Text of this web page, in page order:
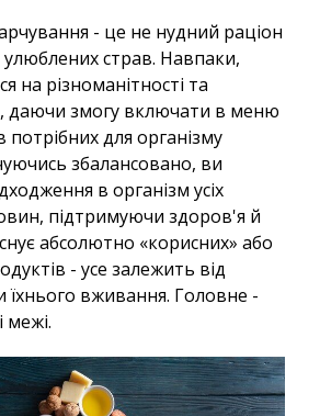
- це не нудний раціон
улюблених страв. Навпаки,
на різноманітності та
даючи змогу включати в меню
потрібних для організму
збалансовано, ви
в організм усіх
підтримуючи здоров'я й
абсолютно «корисних» або
- усе залежить від
їхнього вживання. Головне -
межі.